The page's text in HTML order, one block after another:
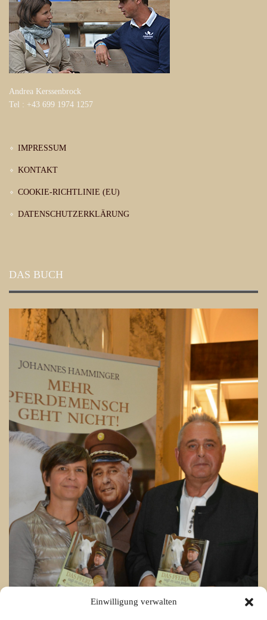
Einwilligung verwalten
Andrea Kerssenbrock
Tel : +43 699 1974 1257
IMPRESSUM
KONTAKT
COOKIE-RICHTLINIE (EU)
DATENSCHUTZERKLÄRUNG
DAS BUCH